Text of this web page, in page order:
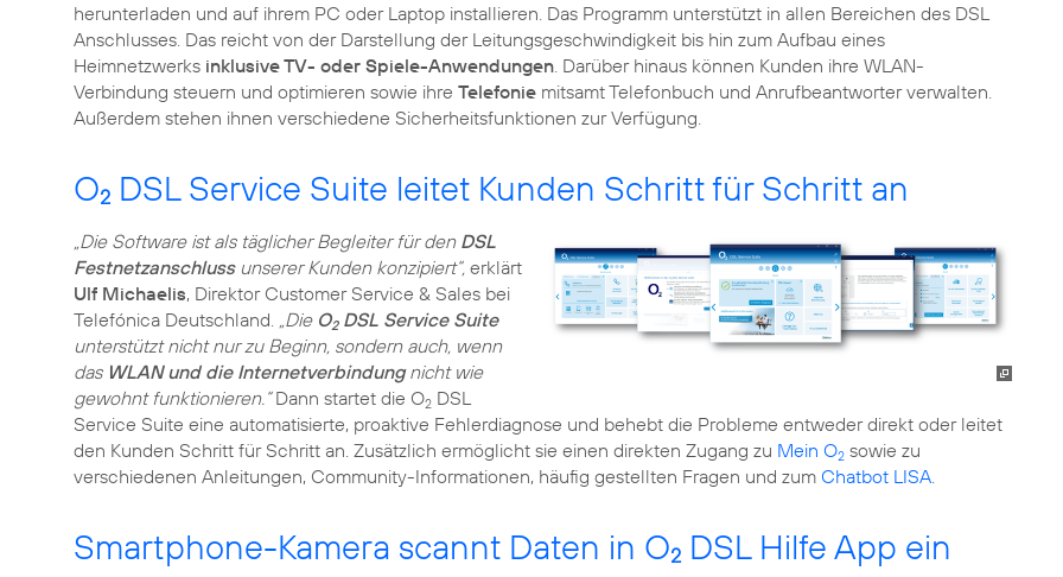
herunterladen und auf ihrem PC oder Laptop installieren. Das Programm unterstützt in allen Bereichen des DSL
Anschlusses. Das reicht von der Darstellung der Leitungsgeschwindigkeit bis hin zum Aufbau eines
Heimnetzwerks inklusive TV- oder Spiele-Anwendungen. Darüber hinaus können Kunden ihre WLAN-
Verbindung steuern und optimieren sowie ihre Telefonie mitsamt Telefonbuch und Anrufbeantworter verwalten.
Außerdem stehen ihnen verschiedene Sicherheitsfunktionen zur Verfügung.
O2 DSL Service Suite leitet Kunden Schritt für Schritt an
„Die Software ist als täglicher Begleiter für den DSL
Festnetzanschlussunserer Kunden konzipiert“, erklärt
Ulf Michaelis, Direktor Customer Service & Sales bei
Telefónica Deutschland. „Die O2DSL Service Suite
unterstützt nicht nur zu Beginn, sondern auch, wenn
das WLAN und die Internetverbindungnicht wie
gewohnt funktionieren.“Dann startet die O2 DSL
Service Suite eine automatisierte, proaktive Fehlerdiagnose und behebt die Probleme entweder direkt oder leitet
den Kunden Schritt für Schritt an. Zusätzlich ermöglicht sie einen direkten Zugang zu Mein O2 sowie zu
verschiedenen Anleitungen, Community-Informationen, häufig gestellten Fragen und zum Chatbot LISA.
Smartphone-Kamera scannt Daten in O2 DSL Hilfe App ein